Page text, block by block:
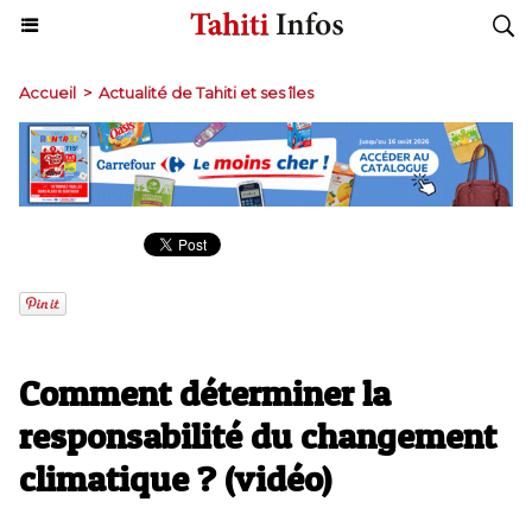
Accueil > Actualité de Tahiti et ses îles
Comment déterminer la
responsabilité du changement
climatique ? (vidéo)